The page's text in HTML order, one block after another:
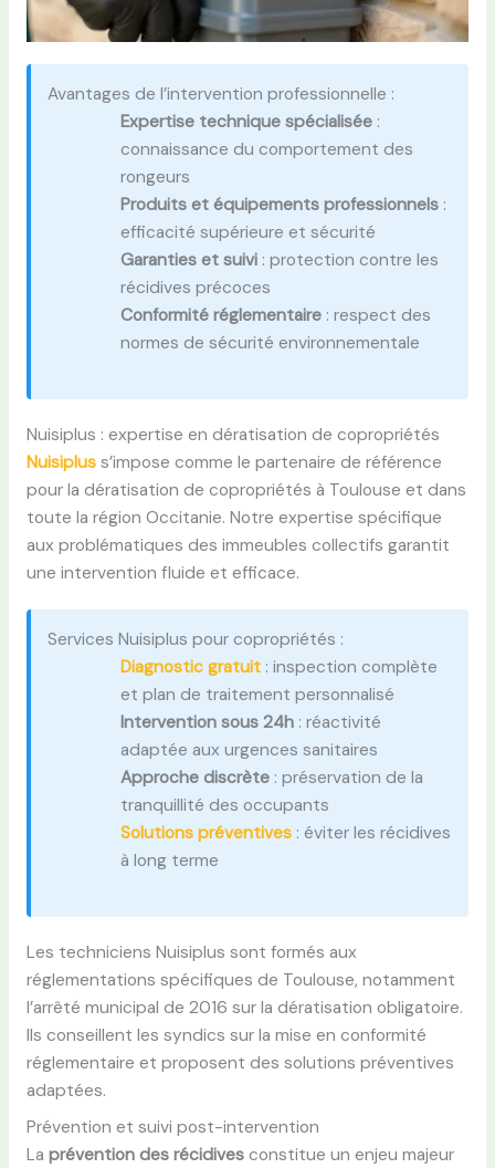
Avantages de l’intervention professionnelle :
Expertise technique spécialisée :
connaissance du comportement des
rongeurs
Produits et équipements professionnels :
efficacité supérieure et sécurité
Garanties et suivi : protection contre les
récidives précoces
Conformité réglementaire : respect des
normes de sécurité environnementale
Nuisiplus : expertise en dératisation de copropriétés
Nuisipluss’impose comme le partenaire de référence
pour la dératisation de copropriétés à Toulouse et dans
toute la région Occitanie. Notre expertise spécifique
aux problématiques des immeubles collectifs garantit
une intervention fluide et efficace.
Services Nuisiplus pour copropriétés :
Diagnostic gratuit : inspection complète
et plan de traitement personnalisé
Intervention sous 24h : réactivité
adaptée aux urgences sanitaires
Approche discrète : préservation de la
tranquillité des occupants
Solutions préventives : éviter les récidives
à long terme
Les techniciens Nuisiplus sont formés aux
réglementations spécifiques de Toulouse, notamment
l’arrêté municipal de 2016 sur la dératisation obligatoire.
Ils conseillent les syndics sur la mise en conformité
réglementaire et proposent des solutions préventives
adaptées.
Prévention et suivi post-intervention
La prévention des récidivesconstitue un enjeu majeur